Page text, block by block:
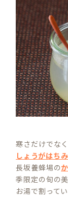
寒さだけでな
しょうがはち
長坂養蜂場の
季限定の旬の
お湯で割って